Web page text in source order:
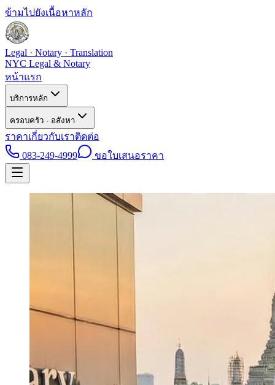
ข้ามไปยังเนื้อหาหลัก
Legal · Notary · Translation
NYC Legal & Notary
หน้าแรก
บริการหลัก
ครอบครัว · อสังหา
ราคาเกี่ยวกับเราติดต่อ
083-249-4999
ขอใบเสนอราคา